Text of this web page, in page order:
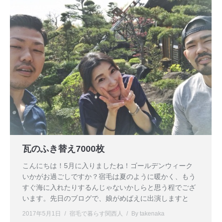
瓦のふき替え7000枚
こんにちは！5月に入りましたね！ゴールデンウィーク
いかがお過ごしですか？宿毛は夏のように暖かく、もう
すぐ海に入れたりするんじゃないかしらと思う程でござ
います。先日のブログで、娘がめばえに出演しますと
2017年5月1日 宿毛で暮らす関西人 By takenaka